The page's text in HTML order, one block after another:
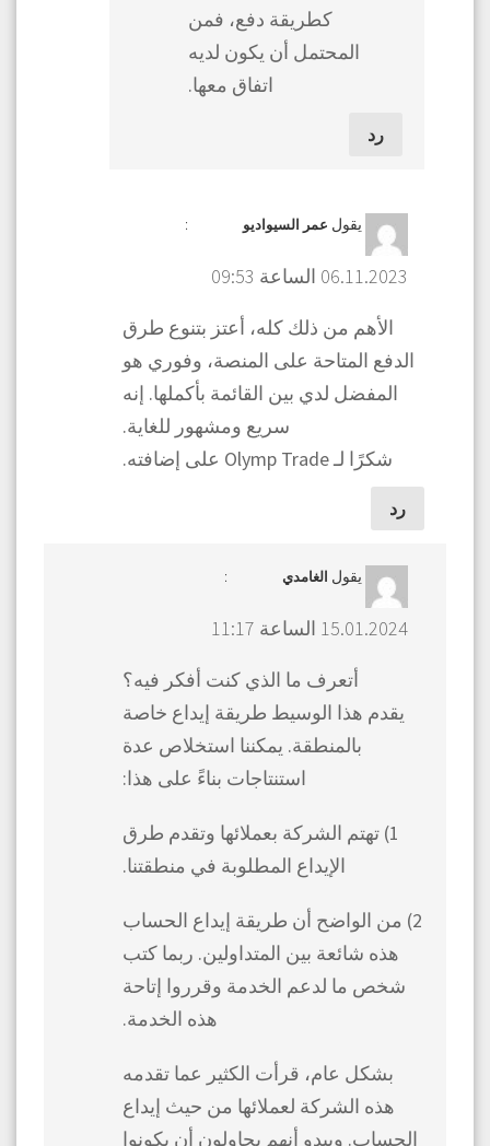
كطريقة دفع، فمن
المحتمل أن يكون لديه
اتفاق معها.
رد
يقول عمر السيواديو :
06.11.2023 الساعة 09:53
الأهم من ذلك كله، أعتز بتنوع طرق
الدفع المتاحة على المنصة، وفوري هو
المفضل لدي بين القائمة بأكملها. إنه
سريع ومشهور للغاية.
شكرًا لـ Olymp Trade على إضافته.
رد
يقول الغامدي :
15.01.2024 الساعة 11:17
أتعرف ما الذي كنت أفكر فيه؟
يقدم هذا الوسيط طريقة إيداع خاصة
بالمنطقة. يمكننا استخلاص عدة
استنتاجات بناءً على هذا:
1) تهتم الشركة بعملائها وتقدم طرق
الإيداع المطلوبة في منطقتنا.
2) من الواضح أن طريقة إيداع الحساب
هذه شائعة بين المتداولين. ربما كتب
شخص ما لدعم الخدمة وقرروا إتاحة
هذه الخدمة.
بشكل عام، قرأت الكثير عما تقدمه
هذه الشركة لعملائها من حيث إيداع
الحساب. ويبدو أنهم يحاولون أن يكونوا